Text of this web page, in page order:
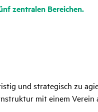
zentralen Berei­chen.
und strategisch zu
mit einem